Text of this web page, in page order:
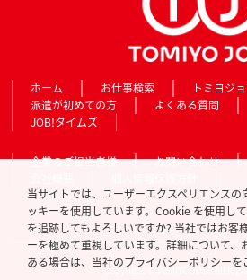
ホーム お仕事検索
トミヨジ
派遣が初めての方
よくある質問
JOB!タイムズ
企業のご担当者様 お問い合わせ
Copyright © TOMIYO JOB!. All
当サイトでは、ユーザーエクスペリエンスの
ッキーを使用しています。Cookie を使用し
を追跡してもよろしいですか? 当社ではお客
ーを極めて重視しています。詳細について、
ある場合は、当社のプライバシーポリシーを